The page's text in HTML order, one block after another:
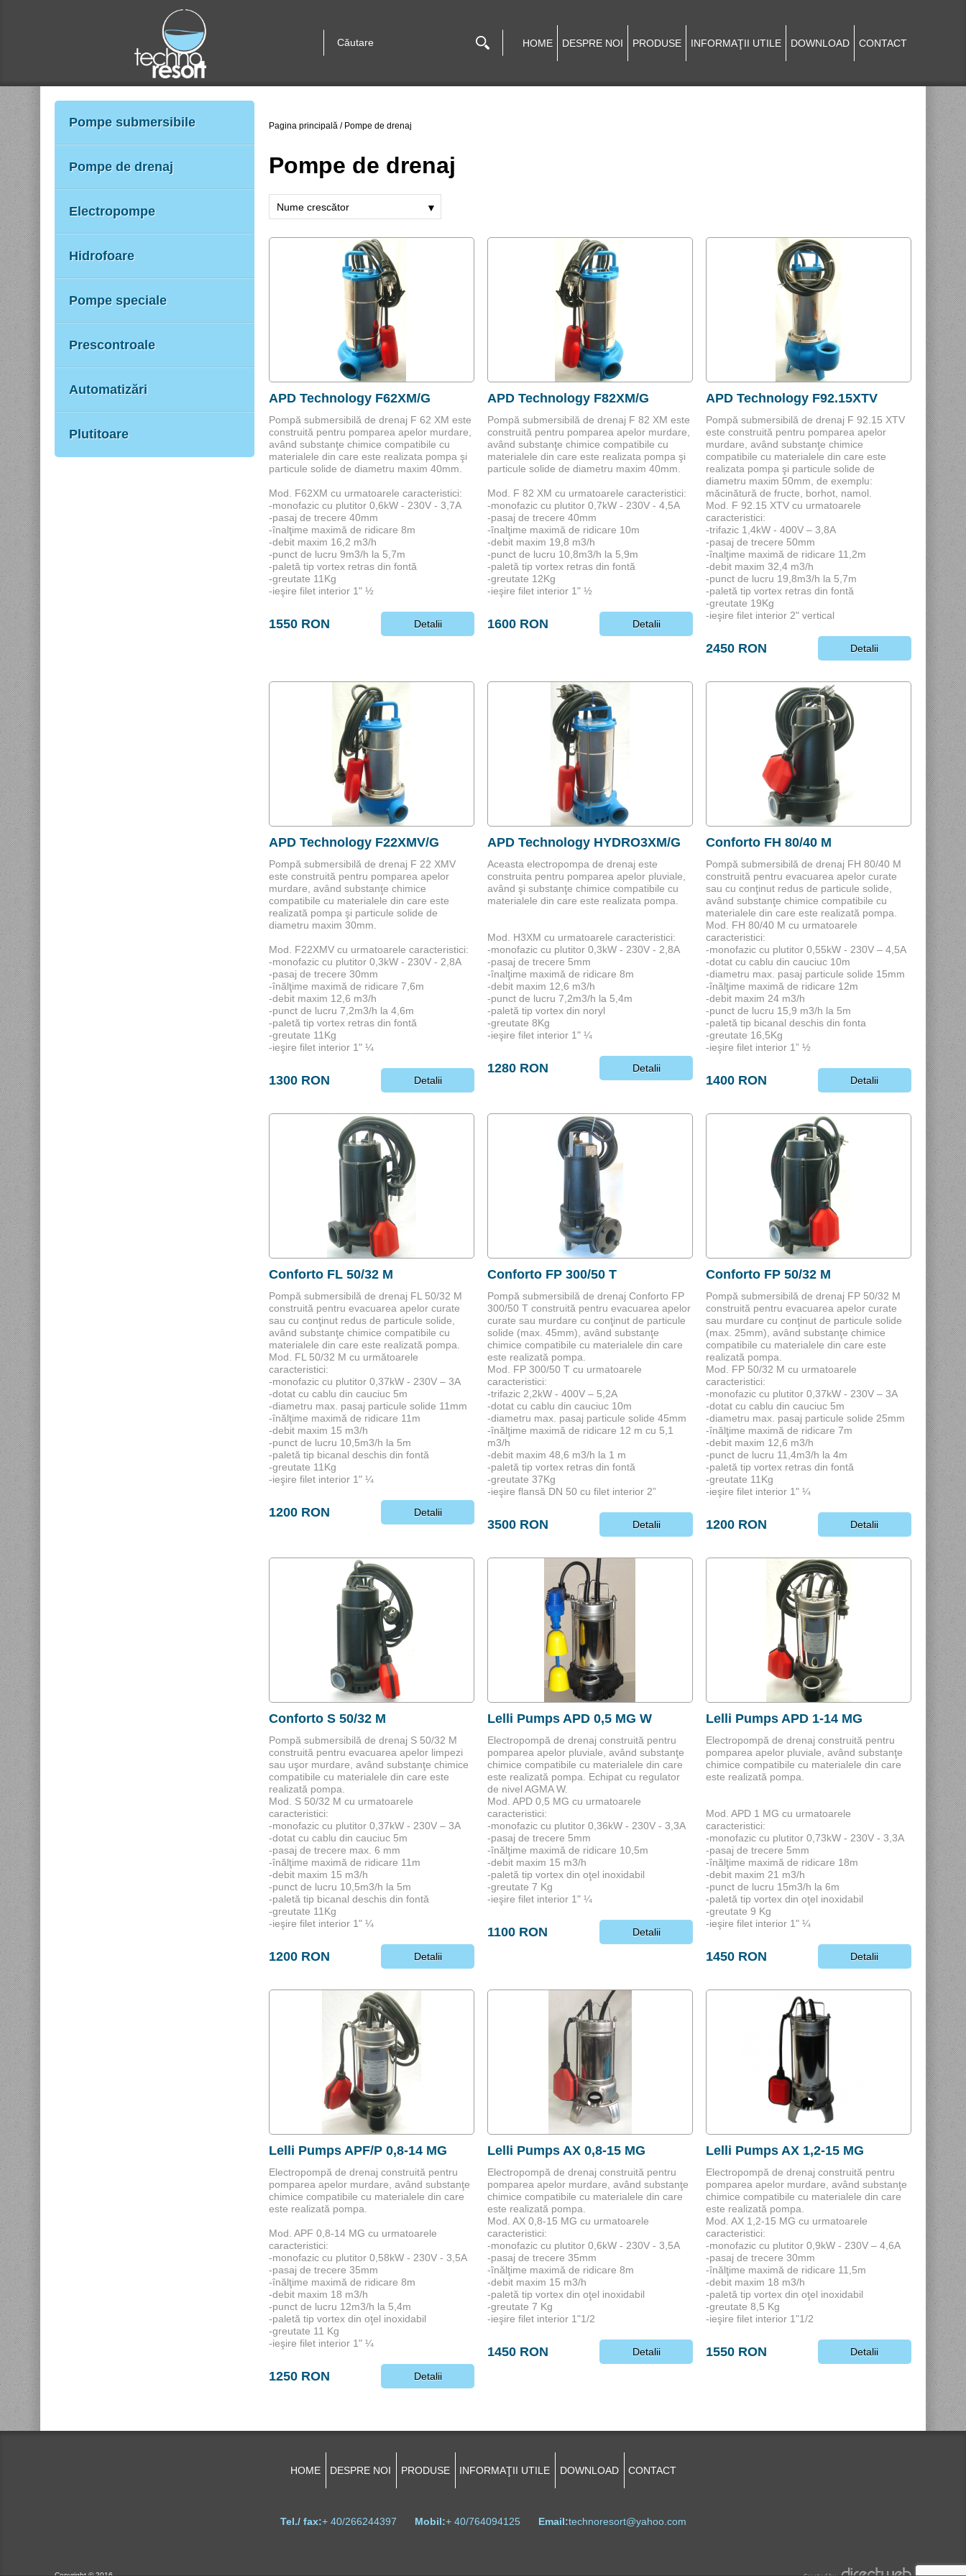
HOME DESPRE NOI PRODUSE INFORMAŢII UTILE DOWNLOAD CONTACT
Pompe submersibile
Pompe de drenaj
Electropompe
Hidrofoare
Pompe speciale
Prescontroale
Automatizări
Plutitoare
Pagina principală / Pompe de drenaj
Pompe de drenaj
Nume crescător
Catalog descrescător
Nume descrescător
▼
APD Technology F62XM/G
Pompă submersibilă de drenaj F 62 XM este
construită pentru pomparea apelor murdare,
având substanţe chimice compatibile cu
materialele din care este realizata pompa şi
particule solide de diametru maxim 40mm.
Mod. F62XM cu urmatoarele caracteristici:
-monofazic cu plutitor 0,6kW - 230V - 3,7A
-pasaj de trecere 40mm
-înalţime maximă de ridicare 8m
-debit maxim 16,2 m3/h
-punct de lucru 9m3/h la 5,7m
-paletă tip vortex retras din fontă
-greutate 11Kg
-ieşire filet interior 1" ½
1550 RON Detalii
APD Technology F82XM/G
Pompă submersibilă de drenaj F 82 XM este
construită pentru pomparea apelor murdare,
având substanţe chimice compatibile cu
materialele din care este realizata pompa şi
particule solide de diametru maxim 40mm.
Mod. F 82 XM cu urmatoarele caracteristici:
-monofazic cu plutitor 0,7kW - 230V - 4,5A
-pasaj de trecere 40mm
-înalţime maximă de ridicare 10m
-debit maxim 19,8 m3/h
-punct de lucru 10,8m3/h la 5,9m
-paletă tip vortex retras din fontă
-greutate 12Kg
-ieşire filet interior 1" ½
1600 RON Detalii
APD Technology F92.15XTV
Pompă submersibilă de drenaj F 92.15 XTV
este construită pentru pomparea apelor
murdare, având substanţe chimice
compatibile cu materialele din care este
realizata pompa şi particule solide de
diametru maxim 50mm, de exemplu:
măcinătură de fructe, borhot, namol.
Mod. F 92.15 XTV cu urmatoarele
caracteristici:
-trifazic 1,4kW - 400V – 3,8A
-pasaj de trecere 50mm
-înalţime maximă de ridicare 11,2m
-debit maxim 32,4 m3/h
-punct de lucru 19,8m3/h la 5,7m
-paletă tip vortex retras din fontă
-greutate 19Kg
-ieşire filet interior 2" vertical
2450 RON Detalii
APD Technology F22XMV/G
Pompă submersibilă de drenaj F 22 XMV
este construită pentru pomparea apelor
murdare, având substanţe chimice
compatibile cu materialele din care este
realizată pompa şi particule solide de
diametru maxim 30mm.
Mod. F22XMV cu urmatoarele caracteristici:
-monofazic cu plutitor 0,3kW - 230V - 2,8A
-pasaj de trecere 30mm
-înălţime maximă de ridicare 7,6m
-debit maxim 12,6 m3/h
-punct de lucru 7,2m3/h la 4,6m
-paletă tip vortex retras din fontă
-greutate 11Kg
-ieşire filet interior 1" ¼
1300 RON Detalii
APD Technology HYDRO3XM/G
Aceasta electropompa de drenaj este
construita pentru pomparea apelor pluviale,
având şi substanţe chimice compatibile cu
materialele din care este realizata pompa.
Mod. H3XM cu urmatoarele caracteristici:
-monofazic cu plutitor 0,3kW - 230V - 2,8A
-pasaj de trecere 5mm
-înalţime maximă de ridicare 8m
-debit maxim 12,6 m3/h
-punct de lucru 7,2m3/h la 5,4m
-paletă tip vortex din noryl
-greutate 8Kg
-ieşire filet interior 1" ¼
1280 RON Detalii
Conforto FH 80/40 M
Pompă submersibilă de drenaj FH 80/40 M
construită pentru evacuarea apelor curate
sau cu conţinut redus de particule solide,
având substanţe chimice compatibile cu
materialele din care este realizată pompa.
Mod. FH 80/40 M cu urmatoarele
caracteristici:
-monofazic cu plutitor 0,55kW - 230V – 4,5A
-dotat cu cablu din cauciuc 10m
-diametru max. pasaj particule solide 15mm
-înălţime maximă de ridicare 12m
-debit maxim 24 m3/h
-punct de lucru 15,9 m3/h la 5m
-paletă tip bicanal deschis din fonta
-greutate 16,5Kg
-ieşire filet interior 1” ½
1400 RON Detalii
Conforto FL 50/32 M
Pompă submersibilă de drenaj FL 50/32 M
construită pentru evacuarea apelor curate
sau cu conţinut redus de particule solide,
având substanţe chimice compatibile cu
materialele din care este realizată pompa.
Mod. FL 50/32 M cu următoarele
caracteristici:
-monofazic cu plutitor 0,37kW - 230V – 3A
-dotat cu cablu din cauciuc 5m
-diametru max. pasaj particule solide 11mm
-înălţime maximă de ridicare 11m
-debit maxim 15 m3/h
-punct de lucru 10,5m3/h la 5m
-paletă tip bicanal deschis din fontă
-greutate 11Kg
-ieşire filet interior 1" ¼
1200 RON Detalii
Conforto FP 300/50 T
Pompă submersibilă de drenaj Conforto FP
300/50 T construită pentru evacuarea apelor
curate sau murdare cu conţinut de particule
solide (max. 45mm), având substanţe
chimice compatibile cu materialele din care
este realizată pompa.
Mod. FP 300/50 T cu urmatoarele
caracteristici:
-trifazic 2,2kW - 400V – 5,2A
-dotat cu cablu din cauciuc 10m
-diametru max. pasaj particule solide 45mm
-înălţime maximă de ridicare 12 m cu 5,1
m3/h
-debit maxim 48,6 m3/h la 1 m
-paletă tip vortex retras din fontă
-greutate 37Kg
-ieşire flansă DN 50 cu filet interior 2”
3500 RON Detalii
Conforto FP 50/32 M
Pompă submersibilă de drenaj FP 50/32 M
construită pentru evacuarea apelor curate
sau murdare cu conţinut de particule solide
(max. 25mm), având substanţe chimice
compatibile cu materialele din care este
realizată pompa.
Mod. FP 50/32 M cu urmatoarele
caracteristici:
-monofazic cu plutitor 0,37kW - 230V – 3A
-dotat cu cablu din cauciuc 5m
-diametru max. pasaj particule solide 25mm
-înălţime maximă de ridicare 7m
-debit maxim 12,6 m3/h
-punct de lucru 11,4m3/h la 4m
-paletă tip vortex retras din fontă
-greutate 11Kg
-ieşire filet interior 1" ¼
1200 RON Detalii
Conforto S 50/32 M
Pompă submersibilă de drenaj S 50/32 M
construită pentru evacuarea apelor limpezi
sau uşor murdare, având substanţe chimice
compatibile cu materialele din care este
realizată pompa.
Mod. S 50/32 M cu urmatoarele
caracteristici:
-monofazic cu plutitor 0,37kW - 230V – 3A
-dotat cu cablu din cauciuc 5m
-pasaj de trecere max. 6 mm
-înălţime maximă de ridicare 11m
-debit maxim 15 m3/h
-punct de lucru 10,5m3/h la 5m
-paletă tip bicanal deschis din fontă
-greutate 11Kg
-ieşire filet interior 1" ¼
1200 RON Detalii
Lelli Pumps APD 0,5 MG W
Electropompă de drenaj construită pentru
pomparea apelor pluviale, având substanţe
chimice compatibile cu materialele din care
este realizată pompa. Echipat cu regulator
de nivel AGMA W.
Mod. APD 0,5 MG cu urmatoarele
caracteristici:
-monofazic cu plutitor 0,36kW - 230V - 3,3A
-pasaj de trecere 5mm
-înălţime maximă de ridicare 10,5m
-debit maxim 15 m3/h
-paletă tip vortex din oţel inoxidabil
-greutate 7 Kg
-ieşire filet interior 1" ¼
1100 RON Detalii
Lelli Pumps APD 1-14 MG
Electropompă de drenaj construită pentru
pomparea apelor pluviale, având substanţe
chimice compatibile cu materialele din care
este realizată pompa.
Mod. APD 1 MG cu urmatoarele
caracteristici:
-monofazic cu plutitor 0,73kW - 230V - 3,3A
-pasaj de trecere 5mm
-înălţime maximă de ridicare 18m
-debit maxim 21 m3/h
-punct de lucru 15m3/h la 6m
-paletă tip vortex din oţel inoxidabil
-greutate 9 Kg
-ieşire filet interior 1" ¼
1450 RON Detalii
Lelli Pumps APF/P 0,8-14 MG
Electropompă de drenaj construită pentru
pomparea apelor murdare, având substanţe
chimice compatibile cu materialele din care
este realizată pompa.
Mod. APF 0,8-14 MG cu urmatoarele
caracteristici:
-monofazic cu plutitor 0,58kW - 230V - 3,5A
-pasaj de trecere 35mm
-înălţime maximă de ridicare 8m
-debit maxim 18 m3/h
-punct de lucru 12m3/h la 5,4m
-paletă tip vortex din oţel inoxidabil
-greutate 11 Kg
-ieşire filet interior 1" ¼
1250 RON Detalii
Lelli Pumps AX 0,8-15 MG
Electropompă de drenaj construită pentru
pomparea apelor murdare, având substanţe
chimice compatibile cu materialele din care
este realizată pompa.
Mod. AX 0,8-15 MG cu urmatoarele
caracteristici:
-monofazic cu plutitor 0,6kW - 230V - 3,5A
-pasaj de trecere 35mm
-înălţime maximă de ridicare 8m
-debit maxim 15 m3/h
-paletă tip vortex din oţel inoxidabil
-greutate 7 Kg
-ieşire filet interior 1"1/2
1450 RON Detalii
Lelli Pumps AX 1,2-15 MG
Electropompă de drenaj construită pentru
pomparea apelor murdare, având substanţe
chimice compatibile cu materialele din care
este realizată pompa.
Mod. AX 1,2-15 MG cu urmatoarele
caracteristici:
-monofazic cu plutitor 0,9kW - 230V – 4,6A
-pasaj de trecere 30mm
-înălţime maximă de ridicare 11,5m
-debit maxim 18 m3/h
-paletă tip vortex din oţel inoxidabil
-greutate 8,5 Kg
-ieşire filet interior 1"1/2
1550 RON Detalii
HOME DESPRE NOI PRODUSE INFORMAŢII UTILE DOWNLOAD CONTACT
Tel./ fax:+ 40/266244397 Mobil:+ 40/764094125 Email:technoresort@yahoo.com